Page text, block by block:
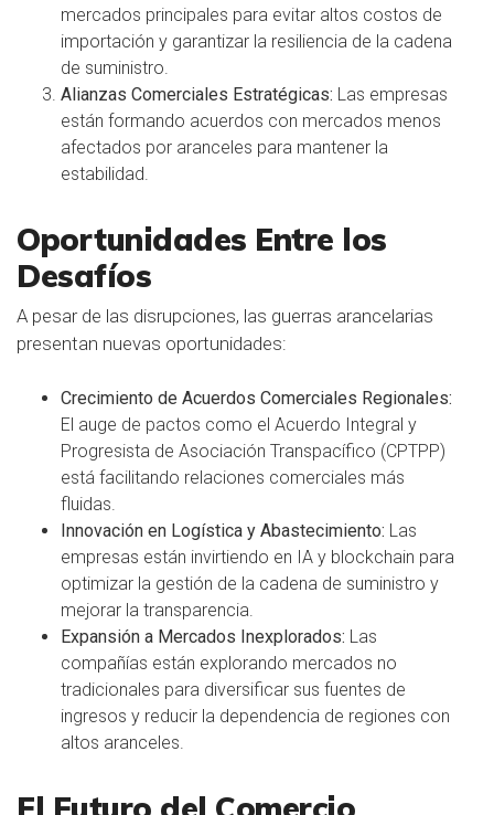
mercados principales para evitar altos costos de
importación y garantizar la resiliencia de la cadena
de suministro.
Alianzas Comerciales Estratégicas: Las empresas
están formando acuerdos con mercados menos
afectados por aranceles para mantener la
estabilidad.
Oportunidades Entre los
Desafíos
A pesar de las disrupciones, las guerras arancelarias
presentan nuevas oportunidades:
Crecimiento de Acuerdos Comerciales Regionales:
El auge de pactos como el Acuerdo Integral y
Progresista de Asociación Transpacífico (CPTPP)
está facilitando relaciones comerciales más
fluidas.
Innovación en Logística y Abastecimiento: Las
empresas están invirtiendo en IA y blockchain para
optimizar la gestión de la cadena de suministro y
mejorar la transparencia.
Expansión a Mercados Inexplorados: Las
compañías están explorando mercados no
tradicionales para diversificar sus fuentes de
ingresos y reducir la dependencia de regiones con
altos aranceles.